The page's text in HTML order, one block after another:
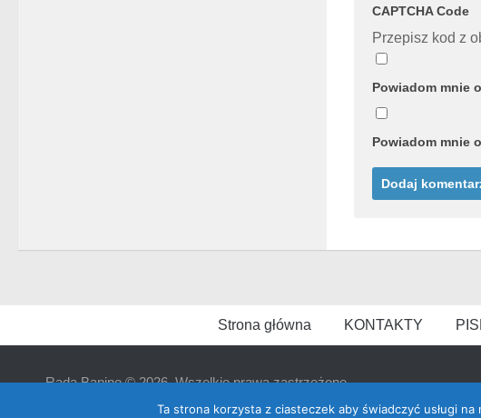
CAPTCHA Code
Przepisz kod z
Powiadom mnie
Powiadom mnie
Strona główna KONTAKTY
Rada Banino © 2026. Wszelkie prawa zastrzeżone
Ta strona korzysta z ciasteczek aby świadczyć usługi